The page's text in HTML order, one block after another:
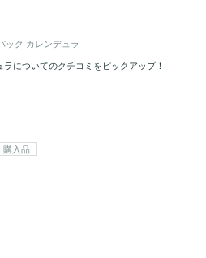
ック カレンデュラ
についてのクチコミをピックアップ！
購入品